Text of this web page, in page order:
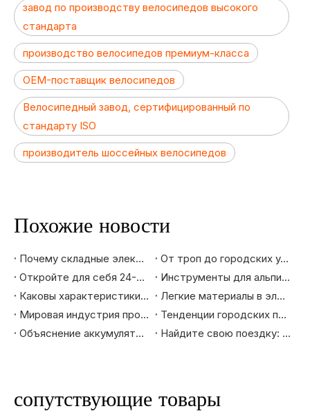
завод по производству велосипедов высокого
стандарта
производство велосипедов премиум-класса
OEM-поставщик велосипедов
Велосипедный завод, сертифицированный по
стандарту ISO
производитель шоссейных велосипедов
Похожие новости
Почему складные электронные велосипеды лидируют в тренде городской мобильности: рыночные преимущества, которые вы должны знать
От троп до городских улиц: как выбрать горный велосипед, который действительно вам подходит
Откройте для себя 24-дюймовый горный электровелосипед: ваш лучший помощник в езде
Инструменты для альпинизма и приключений - как горные электронные велосипеды меняют опыт езды на велосипеде на открытом воздухе
Каковы характеристики велосипедов высокого уровня, экспортируемых на рынки Европы и Америки?
Легкие материалы в электровелосипедах: повышение скорости, запаса хода и долговечности
Мировая индустрия производства велосипедов: эволюция и будущие тенденции
Тенденции городских поездок: почему городские велосипеды — идеальный выбор для будущего
Объяснение аккумулятора и системы питания электронного велосипеда Fat Tire: как они обеспечивают большую дальность действия и высокую эффективность
Найдите свою поездку: лучшие электронные велосипеды для поездок по городу, длительных туров и приключений по бездорожью
сопутствующие товары